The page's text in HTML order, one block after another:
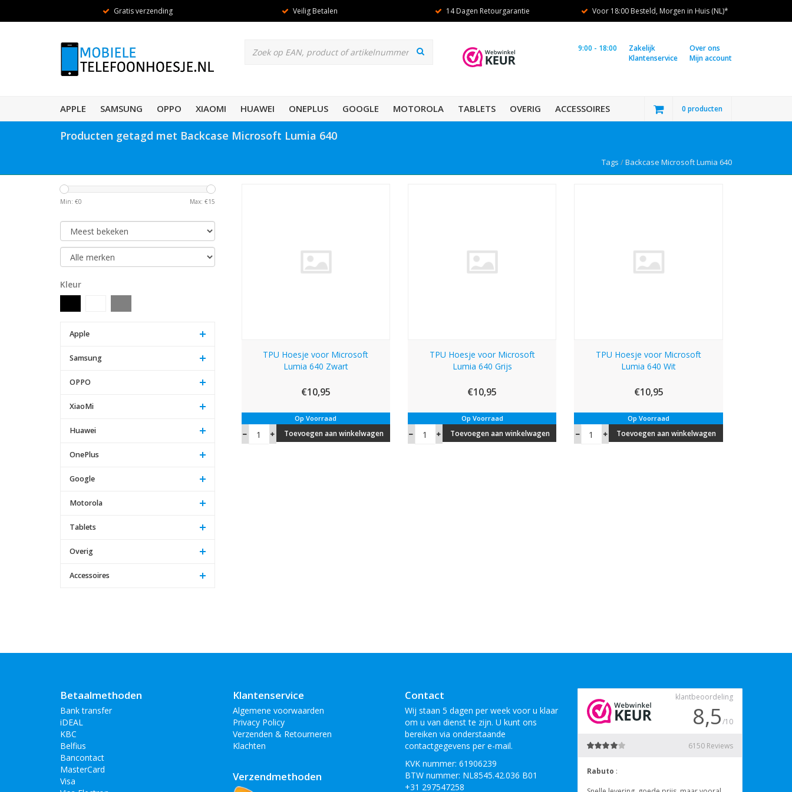
Gratis verzending Veilig Betalen 14 Dagen Retourgarantie Voor 18:00 Besteld, Morgen in Huis (NL)*
Over ons
Mijn account
Zakelijk
Klantenservice
9:00 - 18:00
APPLE SAMSUNG OPPO XIAOMI HUAWEI ONEPLUS GOOGLE MOTOROLA TABLETS OVERIG ACCESSOIRES 0 producten
Producten getagd met Backcase Microsoft Lumia 640
Tags /Backcase Microsoft Lumia 640
Min: €0 Max: €15
Kleur
Apple
Samsung
OPPO
XiaoMi
Huawei
OnePlus
Google
Motorola
Tablets
Overig
Accessoires
TPU Hoesje voor Microsoft
Lumia 640 Zwart
€10,95
Op Voorraad
Toevoegen aan winkelwagen
TPU Hoesje voor Microsoft
Lumia 640 Grijs
€10,95
Op Voorraad
Toevoegen aan winkelwagen
TPU Hoesje voor Microsoft
Lumia 640 Wit
€10,95
Op Voorraad
Toevoegen aan winkelwagen
Betaalmethoden
Bank transfer
iDEAL
KBC
Belfius
Bancontact
MasterCard
Visa
Klantenservice
Algemene voorwaarden
Privacy Policy
Verzenden & Retourneren
Klachten
Verzendmethoden
Contact
Wij staan 5 dagen per week voor u klaar
om u van dienst te zijn. U kunt ons
bereiken via onderstaande
contactgegevens per e-mail.
KVK nummer: 61906239
BTW nummer: NL8545.42.036 B01
+31 297547258